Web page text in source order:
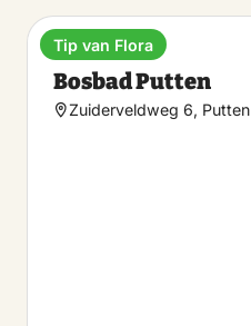
Buitenbad
Bosbad Putten
Zuiderveldweg 6, Putten
Tip van Flora